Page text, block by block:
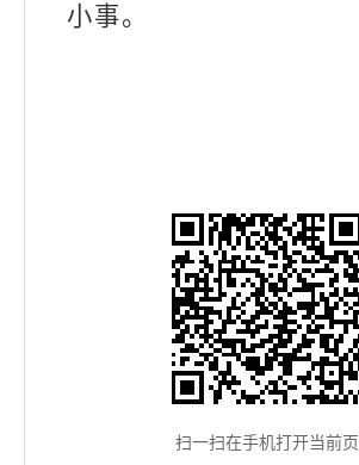
小事。
扫一扫在手机打开当前页